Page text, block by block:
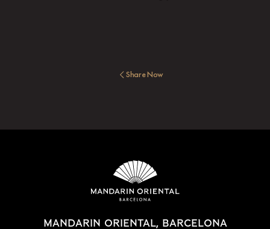
Share Now
MANDARIN ORIENTAL, BARCELONA